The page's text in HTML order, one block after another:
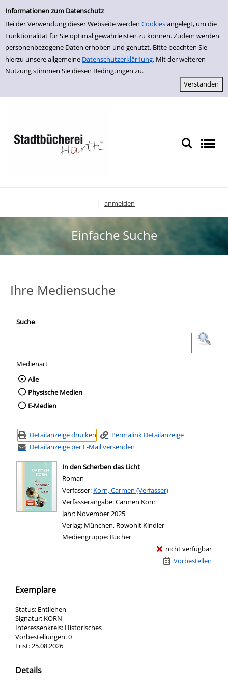
Einfache Suche
Informationen zum Datenschutz
Bei der Verwendung dieser Webseite werden Cookiesangelegt, um die
Funktionalität für Sie optimal gewährleisten zu können. Zudem werden
personenbezogene Daten erhoben und genutzt. Bitte beachten Sie
hierzu unsere allgemeine Datenschutzerklär1ung. Mit der weiteren
Nutzung stimmen Sie diesen Bedingungen zu.
zur Navigation springen
zum Inhalt springen
Zur Detailanzeige springen
anmelden
Einfache Suche
Ihre Mediensuche
Suche
Medienart
Wählen Sie die Medienart nach der Sie
Alle
Physische Medien
E-Medien
Detailanzeige drucken
Permalink Detailanzeige
Detailanzeige per E-Mail versenden
In den Scherben das Licht
Roman
Verfasser: Suche nach diesem Verfasser
Korn, Carmen (Verfasser)
Verfasserangabe:Carmen Korn
Jahr: November 2025
Verlag: München, Rowohlt Kindler
Mediengruppe: Bücher
nicht verfügbar
Vorbestellen
Exemplare
Status: Entliehen
Signatur: KORN
Interessenkreis: Historisches
Vorbestellungen:0
Frist:25.08.2026
Details